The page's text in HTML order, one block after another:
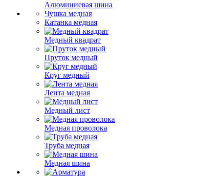
Алюминиевая шина
Чушка медная
Катанка медная
Медный квадрат
Пруток медный
Круг медный
Лента медная
Медный лист
Медная проволока
Труба медная
Медная шина